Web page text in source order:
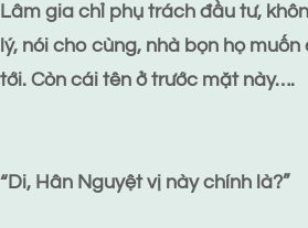
Lâm gia chỉ phụ trách đầu tư,
lý, nói cho cùng, nhà bọn họ
tới. Còn cái tên ở trước mặt này….
“Di, Hân Nguyệt vị này chính là?”